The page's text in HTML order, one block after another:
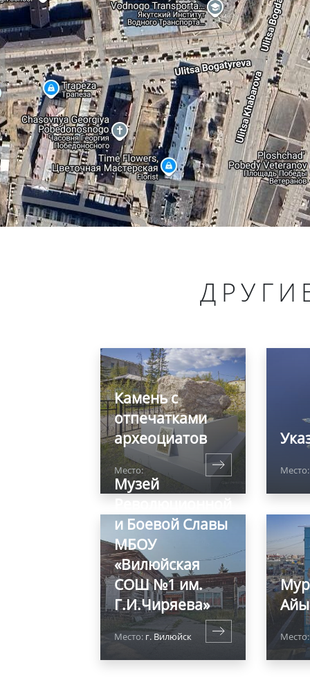
Камень с
отпечатками
археоциатов
Место: Место:
Музей
и Боевой Славы
МБОУ
«Вилюйская
СОШ №1 им.
Г.И.Чиряева»
Место: г. Вилюйск Место: